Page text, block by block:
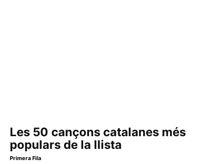
Les 50 cançons catalanes més
populars de la llista
Primera Fila